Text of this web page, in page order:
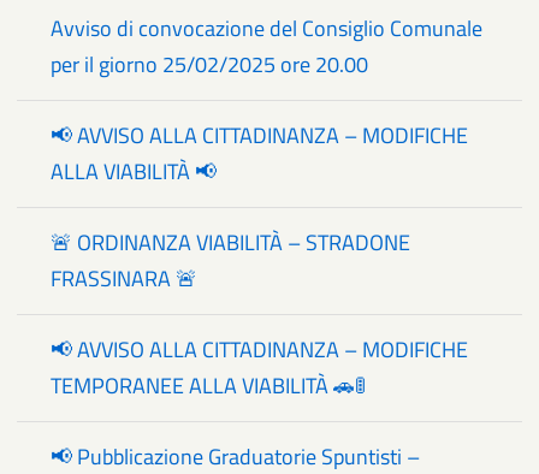
Avviso di convocazione del Consiglio Comunale
per il giorno 25/02/2025 ore 20.00
📢 AVVISO ALLA CITTADINANZA – MODIFICHE
ALLA VIABILITÀ 📢
🚨 ORDINANZA VIABILITÀ – STRADONE
FRASSINARA 🚨
📢 AVVISO ALLA CITTADINANZA – MODIFICHE
TEMPORANEE ALLA VIABILITÀ 🚗🚦
📢 Pubblicazione Graduatorie Spuntisti –